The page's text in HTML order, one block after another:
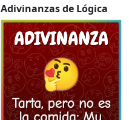
Adivinanzas de Lógica